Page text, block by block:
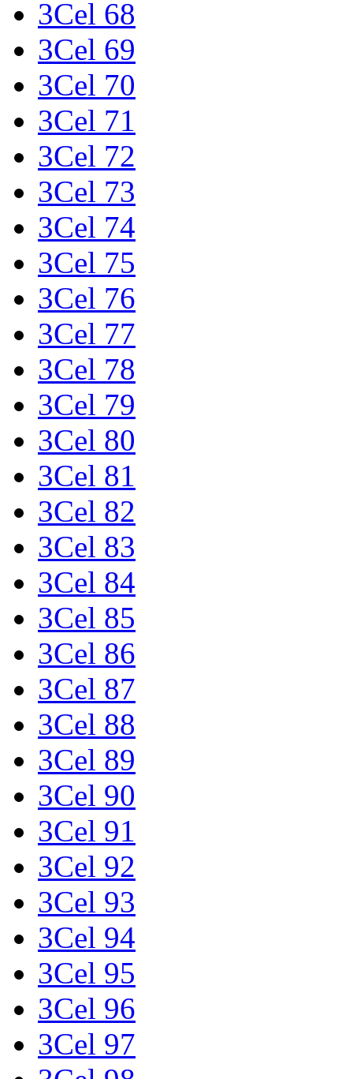
3Cel 68
3Cel 69
3Cel 70
3Cel 71
3Cel 72
3Cel 73
3Cel 74
3Cel 75
3Cel 76
3Cel 77
3Cel 78
3Cel 79
3Cel 80
3Cel 81
3Cel 82
3Cel 83
3Cel 84
3Cel 85
3Cel 86
3Cel 87
3Cel 88
3Cel 89
3Cel 90
3Cel 91
3Cel 92
3Cel 93
3Cel 94
3Cel 95
3Cel 96
3Cel 97